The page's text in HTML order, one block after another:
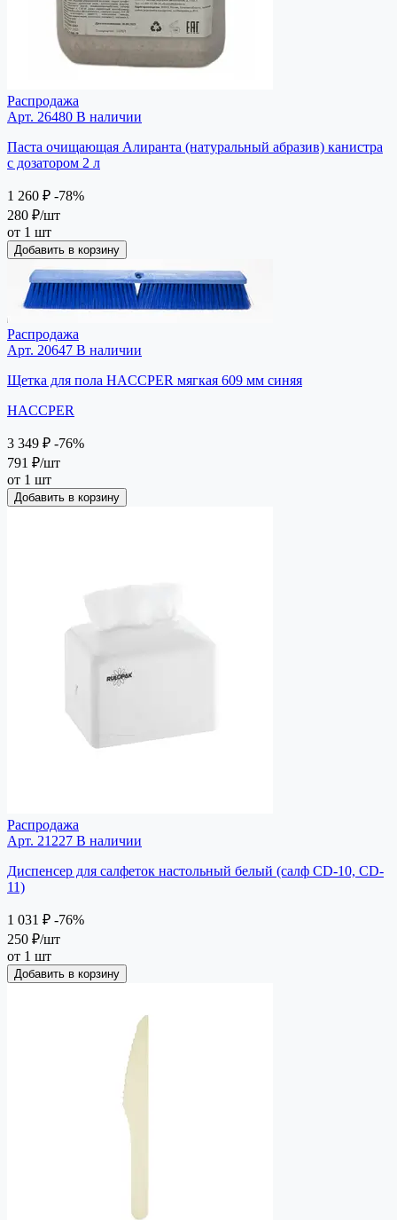
Распродажа
Арт. 26480 В наличии
Паста очищающая Алиранта (натуральный абразив) канистра
с дозатором 2 л
1 260 ₽ -78%
280 ₽/шт
от 1 шт
Добавить в корзину
Распродажа
Арт. 20647 В наличии
Щетка для пола HACCPER мягкая 609 мм синяя
HACCPER
3 349 ₽ -76%
791 ₽/шт
от 1 шт
Добавить в корзину
Распродажа
Арт. 21227 В наличии
Диспенсер для салфеток настольный белый (салф CD-10, CD-
11)
1 031 ₽ -76%
250 ₽/шт
от 1 шт
Добавить в корзину